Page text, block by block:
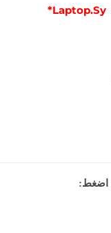
اضغط: